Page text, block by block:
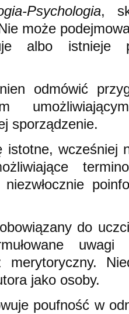
Psychologia,
może
albo istnieje
odmówić
sporządzenie.
istotne, wcześniej
do
merytoryczny.
jako osoby.
poufność w